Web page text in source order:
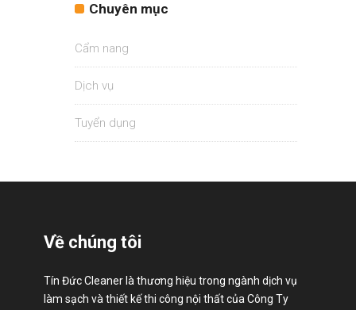
Chuyên mục
Cẩm nang
Dịch vụ
Tuyển dụng
Về chúng tôi
Tín Đức Cleaner là thương hiệu trong ngành dịch vụ
làm sạch và thiết kế thi công nội thất của Công Ty